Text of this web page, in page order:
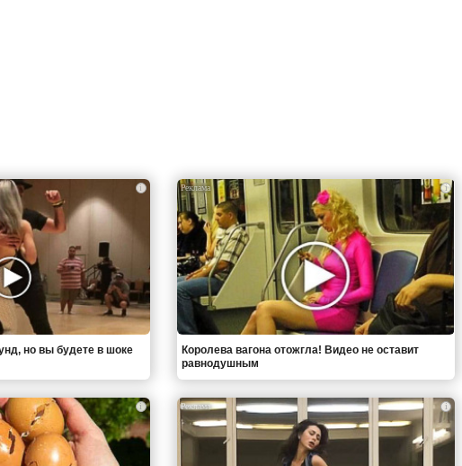
i
но вы будете в шоке
i
Королева вагона отожгла! Видео не оставит
равнодушным
i i